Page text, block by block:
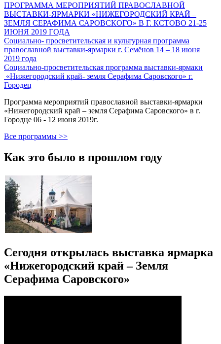
ПРОГРАММА МЕРОПРИЯТИЙ ПРАВОСЛАВНОЙ
ВЫСТАВКИ-ЯРМАРКИ «НИЖЕГОРОДСКИЙ КРАЙ –
ЗЕМЛЯ СЕРАФИМА САРОВСКОГО» В Г. КСТОВО 21-25
ИЮНЯ 2019 ГОДА
Социально- просветительская и культурная программа
православной выставки-ярмарки г. Семёнов 14 – 18 июня
2019 года
Социально-просветительская программа выставки-ярмаки
«Нижегородский край- земля Серафима Саровского» г.
Городец
Программа мероприятий православной выставки-ярмарки
«Нижегородский край – земля Серафима Саровского» в г.
Городце 06 - 12 июня 2019г.
Все программы >>
Как это было в прошлом году
Сегодня открылась выставка ярмарка
«Нижегородский край – Земля
Серафима Саровского»